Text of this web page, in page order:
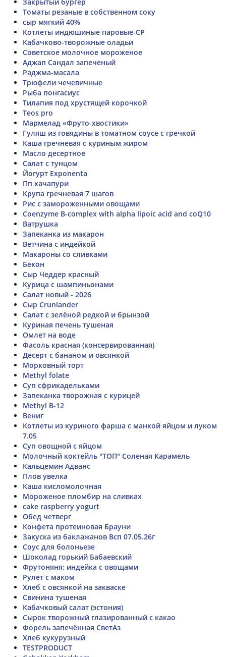
Томаты резаные в собственном соку
сыр мягкий 40%
Котлеты индюшиные паровые-СР
Кабачково-творожные оладьи
Советское молочное мороженое
Аджап Сандал запеченый
Раджма-масала
Трюфели чечевичные
Рыба понгасиус
Тилапия под хрустящей корочкой
Teos pro
Мармелад «Фруто-хвостики»
Гуляш из говядины в томатном соусе с гречкой
Каша гречневая с куриным жиром
Масло десертное
Салат с тунцом
Йогурт Exponenta
Пп хачапури
Крупа гречневая 7 шагов
Рис с замороженными овощами
Coenzyme B-complex with alpha lipoic acid and coQ10
Ватрушка
Запеканка из макарон
Ветчина с индейкой
Макароны со сливками
Бекон
Сыр Чеддер красный
Курица с шампиньонами
Салат новый - 2026
Сыр Crunlander
Салат с зелёной редкой и брынзой
Куриная печень тушеная
Омлет на воде
Фасоль красная (консервированная)
Десерт с бананом и овсянкой
Морковный торт
Methyl folate
Суп сфрикадельками
Запеканка творожная с курицей
Methyl B-12
Вениг
Котлеты из куриного фарша с манкой яйцом и луком
7.05
Суп овощной с яйцом
Молочный коктейль "ТОП" Соленая Карамель
Кальцемин Адванс
Плов увелка
Каша кисломолочная
Мороженое пломбир на сливках
cake raspberry yogurt
Обед четверг
Конфета протеиновая Брауни
Закуска из баклажанов Всп 07.05.26г
Соус для болоньезе
Шоколад горький Бабаевский
Фрутоняня: индейка с овощами
Рулет с маком
Хлеб с овсянкой на закваске
Свинина тушеная
Кабачковый салат (эстония)
Сырок творожный глазированный с какао
Форель запечённая СветАз
Хлеб кукурузный
TESTPRODUCT